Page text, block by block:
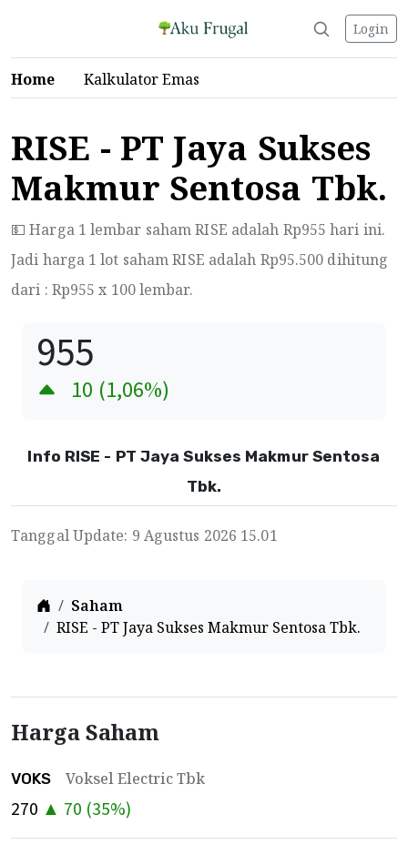
Login
Home Kalkulator Emas
RISE - PT Jaya Sukses
Makmur Sentosa Tbk.
💵 Harga 1 lembar saham RISE adalah Rp955 hari ini.
Jadi harga 1 lot saham RISE adalah Rp95.500 dihitung
dari : Rp955 x 100 lembar.
955
10 (1,06%)
Info RISE - PT Jaya Sukses Makmur Sentosa
Tbk.
Tanggal Update: 9 Agustus 2026 15.01
Home
Saham
RISE - PT Jaya Sukses Makmur Sentosa Tbk.
Harga Saham
VOKS Voksel Electric Tbk
270 ▲ 70 (35%)